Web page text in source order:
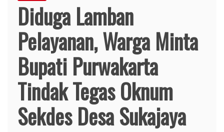
Diduga Lamban
Pelayanan, Warga Minta
Bupati Purwakarta
Tindak Tegas Oknum
Sekdes Desa Sukajaya